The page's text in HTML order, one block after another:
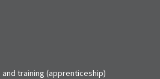
training (apprenticeship)